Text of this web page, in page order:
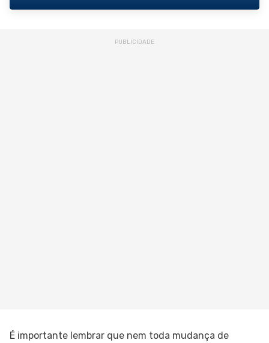
É importante lembrar que nem toda mudança de